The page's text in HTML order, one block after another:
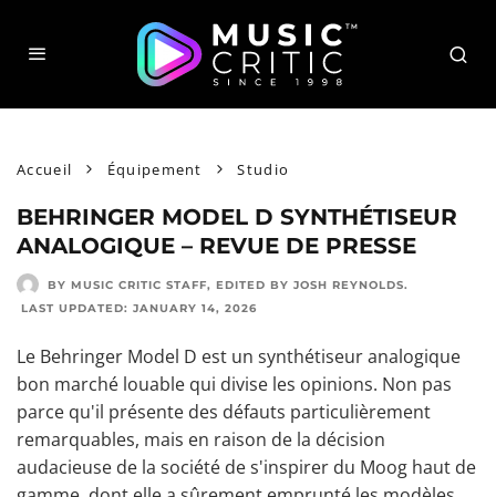
Accueil Équipement Studio
BEHRINGER MODEL D SYNTHÉTISEUR
ANALOGIQUE – REVUE DE PRESSE
BY MUSIC CRITIC STAFF, EDITED BY JOSH REYNOLDS.
LAST UPDATED: JANUARY 14, 2026
Le Behringer Model D est un synthétiseur analogique
bon marché louable qui divise les opinions. Non pas
parce qu'il présente des défauts particulièrement
remarquables, mais en raison de la décision
audacieuse de la société de s'inspirer du Moog haut de